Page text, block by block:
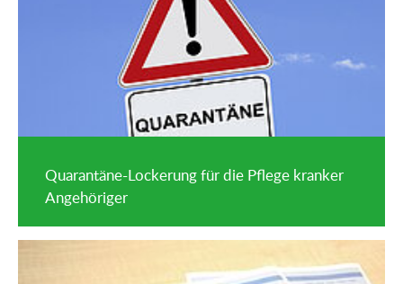
Quarantäne-Lockerung für die Pflege kranker
Angehöriger